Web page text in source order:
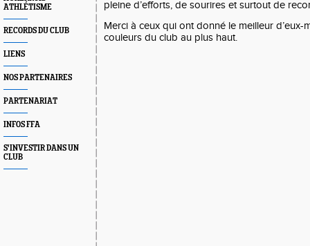
ATHLÉTISME
RECORDS DU CLUB
LIENS
NOS PARTENAIRES
PARTENARIAT
INFOS FFA
S'INVESTIR DANS UN
CLUB
pleine d’efforts, de sourires et surtout de
Merci à ceux qui ont donné le meilleur
couleurs du club au plus haut.